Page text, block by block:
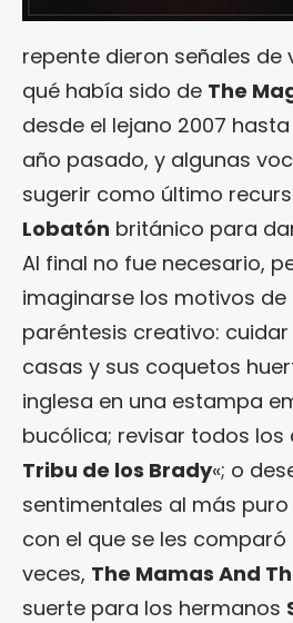
repente dieron señales de
qué había sido de The
desde el lejano 2007
año pasado, y algunas
sugerir como último
Lobatón británico para
Al final no fue necesario,
imaginarse los motivos
paréntesis creativo:
casas y sus coquetos
inglesa en una estampa
bucólica; revisar todos los
Tribu de los Brady«; o
sentimentales al más
con el que se les
veces, The Mamas And
suerte para los hermanos